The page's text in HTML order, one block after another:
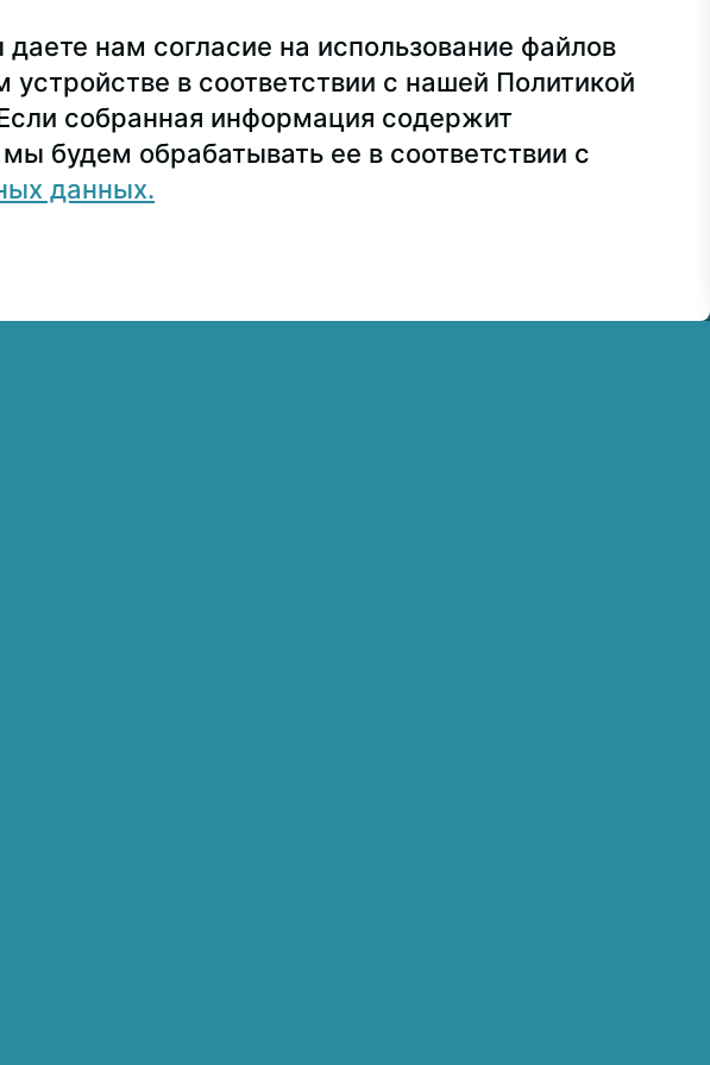
нам согласие на использование файлов
в соответствии с нашей Политикой
собранная информация содержит
будем обрабатывать ее в соответствии с
данных.
Приёмная ректора
+7 499 160-92-00
комиссия +7 499 748-32-20
служба +7 499 160-92-00 (доб. 1191)
организации